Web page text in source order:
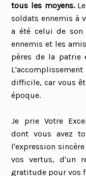
tous les moyens.
soldats ennemis à
a été celui de
ennemis et les
pères de la patrie
difficile, car vous
époque.
Je prie Votre
dont vous avez
l'expression
vos vertus, d'un
gratitude pour vos